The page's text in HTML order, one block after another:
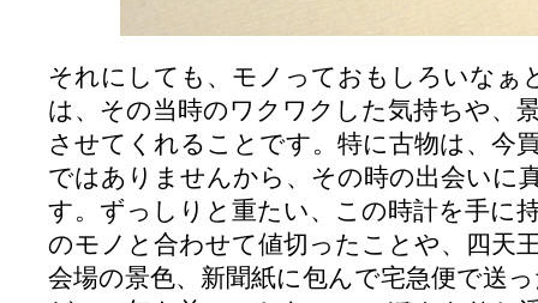
それにしても、モノっておもしろいなぁ
は、その当時のワクワクした気持ちや、
させてくれることです。特に古物は、今
ではありませんから、その時の出会いに
す。ずっしりと重たい、この時計を手に
のモノと合わせて値切ったことや、四天
会場の景色、新聞紙に包んで宅急便で送